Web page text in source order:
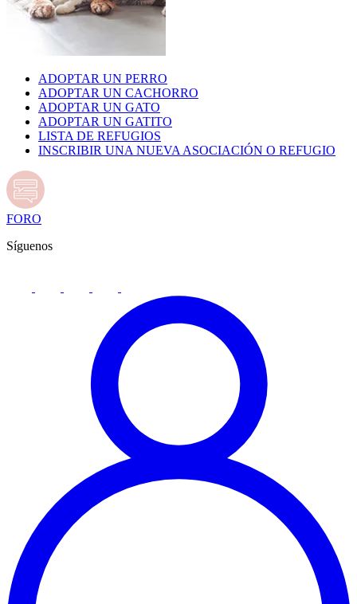
ADOPTAR UN PERRO
ADOPTAR UN CACHORRO
ADOPTAR UN GATO
ADOPTAR UN GATITO
LISTA DE REFUGIOS
INSCRIBIR UNA NUEVA ASOCIACIÓN O REFUGIO
FORO
Síguenos